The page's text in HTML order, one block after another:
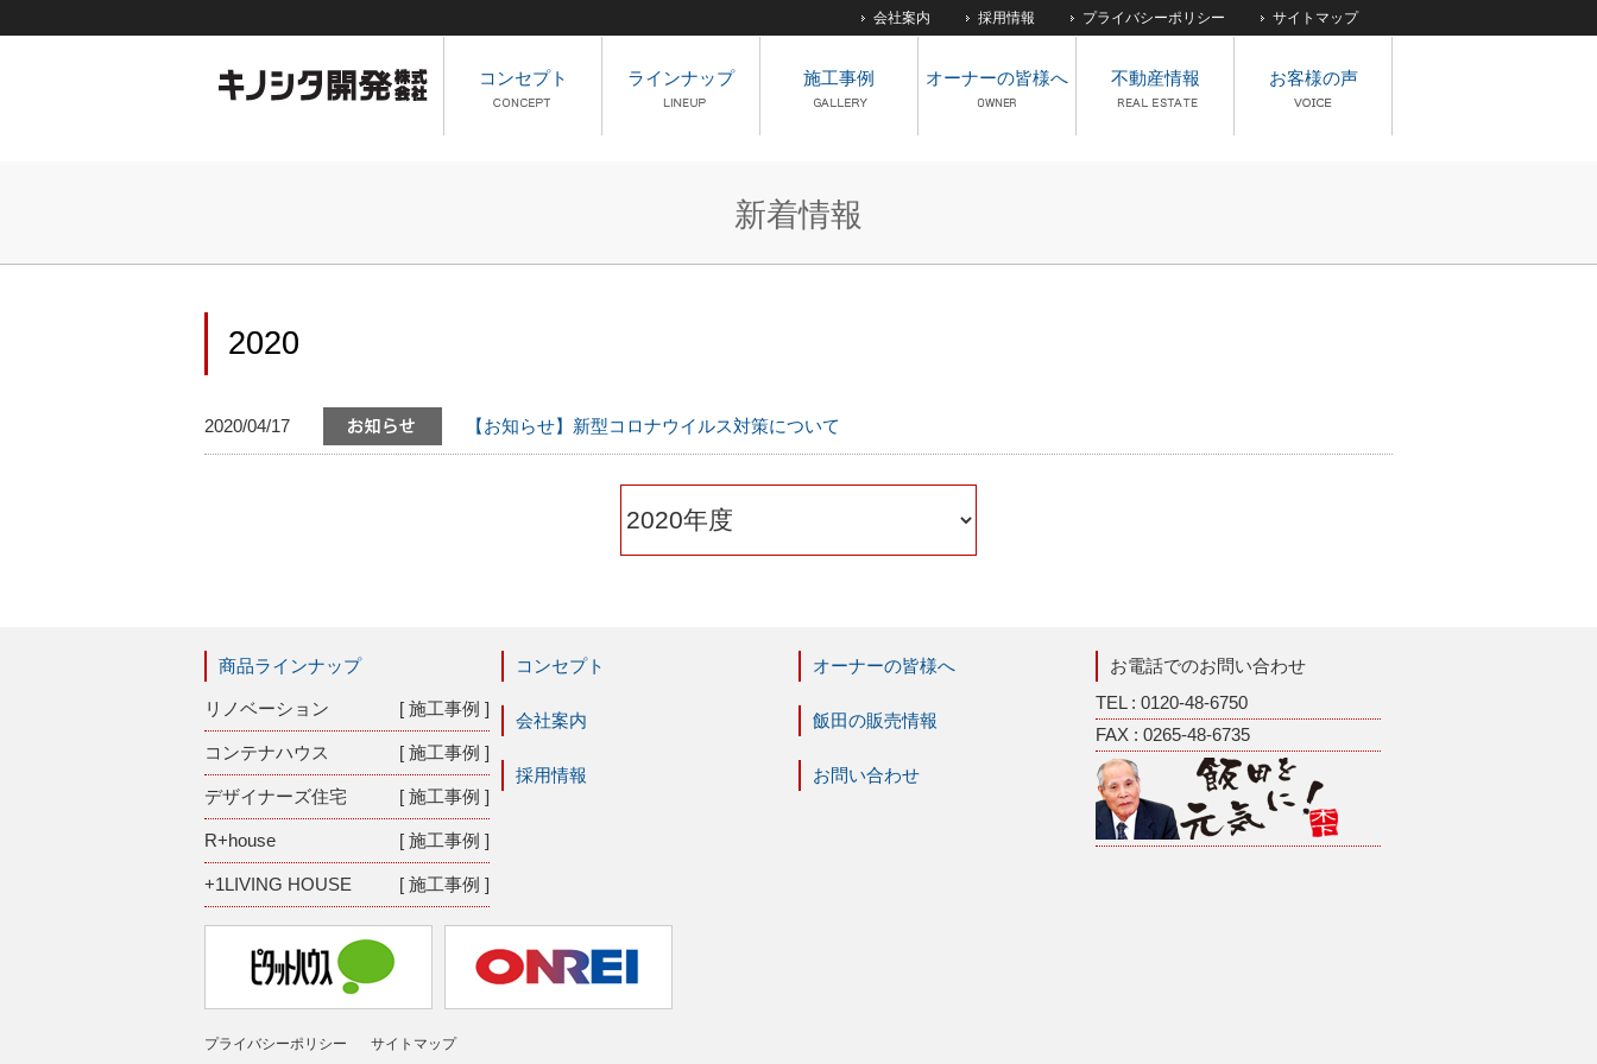
会社案内 採用情報 プライバシーポリシー サイトマップ
コンセプト ラインナップ 施工事例 オーナーの皆様へ 不動産情報 お客様の声
新着情報
2020
2020/04/17 【お知らせ】新型コロナウイルス対策について
商品ラインナップ
リノベーション [ 施工事例 ]
コンテナハウス [ 施工事例 ]
デザイナーズ住宅 [ 施工事例 ]
R+house [ 施工事例 ]
+1LIVING HOUSE [ 施工事例 ]
コンセプト
会社案内
採用情報
オーナーの皆様へ
飯田の販売情報
お問い合わせ
お電話でのお問い合わせ
TEL : 0120-48-6750
FAX : 0265-48-6735
プライバシーポリシー サイトマップ